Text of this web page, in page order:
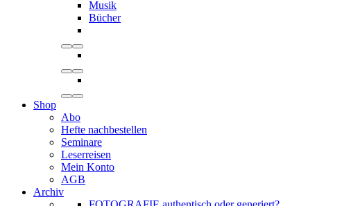
Musik
Bücher
Shop
Abo
Hefte nachbestellen
Seminare
Leserreisen
Mein Konto
AGB
Archiv